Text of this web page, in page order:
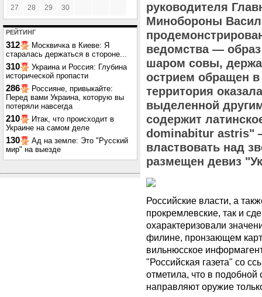
27 28 29 30
РЕЙТИНГ
312
Москвичка в Киеве: Я
старалась держаться в стороне...
310
Украина и Россия: Глубина
исторической пропасти
286
Россияне, привыкайте:
Перед вами Украина, которую вы
потеряли навсегда
210
Итак, что происходит в
Украине на самом деле
130
Ад на земле: Это "Русский
мир" на выезде
руководителя
Минобороны
ведомства —
шаром совы,
острием обращен
территория
выделенной
содержит
dominabitur astris"
властвовать над
размещен девиз
Российские власти, а
прокремлевские, так и
охарактеризовали
филине, пронзающем
вильнюсское
"Российская газета" со
отметила, что в
направляют оружие